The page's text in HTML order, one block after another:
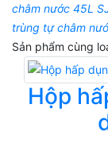
châm nước 45L
trùng tự châm
Sản phẩm cùng
Hộp